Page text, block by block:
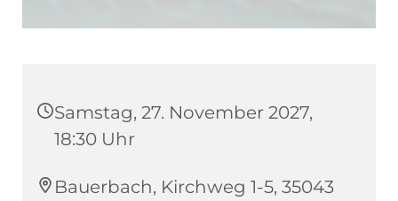
Samstag, 27. November 2027,
18:30 Uhr
Bauerbach, Kirchweg 1-5, 35043